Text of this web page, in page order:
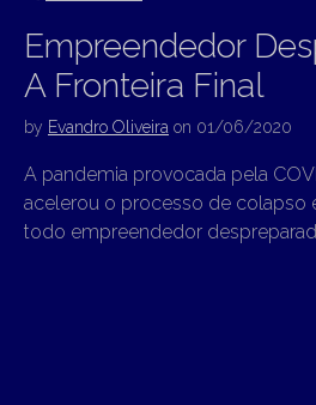
Empreendedor
A Fronteira Final
by Evandro Oliveira on 01/06/2020
A pandemia provocada pela
acelerou o processo de colapso
todo empreendedor